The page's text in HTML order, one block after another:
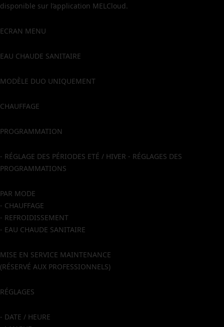
disponible sur l’application MELCloud.
ECRAN MENU
EAU CHAUDE SANITAIRE
MODÈLE DUO UNIQUEMENT
CHAUFFAGE
PROGRAMMATION
- RÉGLAGE DES PÉRIODES ETÉ / HIVER - RÉGLAGES DES
PROGRAMMATIONS
PAR MODE
- CHAUFFAGE
- REFROIDISSEMENT
- EAU CHAUDE SANITAIRE
MISE EN SERVICE MAINTENANCE
(RÉSERVÉ AUX PROFESSIONNELS)
RÉGLAGES
- DATE / HEURE